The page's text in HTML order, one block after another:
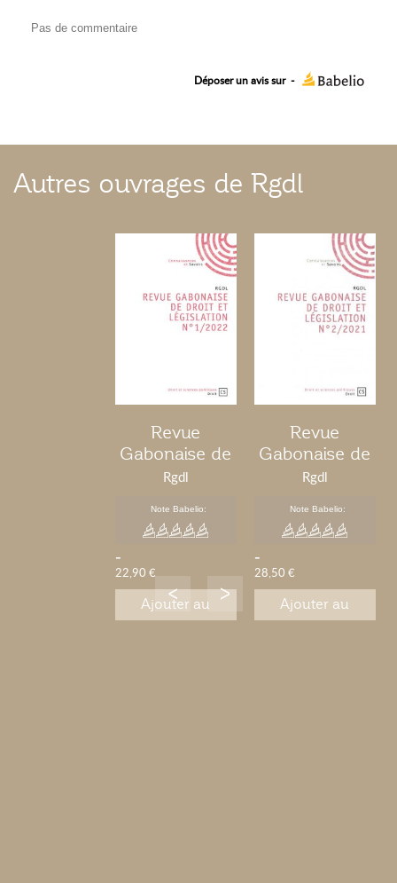
Pas de commentaire
Déposer un avis sur -
Autres ouvrages de Rgdl
Revue
Gabonaise de
Droit et
N°1/2022
Rgdl
Note Babelio:
-
22,90 €
Ajouter au
Revue
Gabonaise de
Droit et
(RGDL) -
Num 2/2021
Rgdl
Note Babelio:
-
28,50 €
Ajouter au